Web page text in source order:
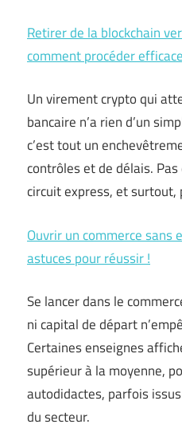
Retirer de la blockchain
comment procéder
Un virement crypto qui
bancaire n’a rien d’un
c’est tout un
contrôles et de délais.
circuit express, et
Ouvrir un commerce sans
astuces pour réussir !
Se lancer dans le
ni capital de départ
Certaines enseignes
supérieur à la moyenne,
autodidactes, parfois
du secteur.